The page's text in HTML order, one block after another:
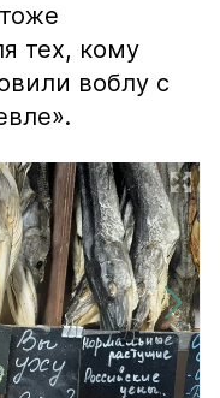
тех, кому
воблу с